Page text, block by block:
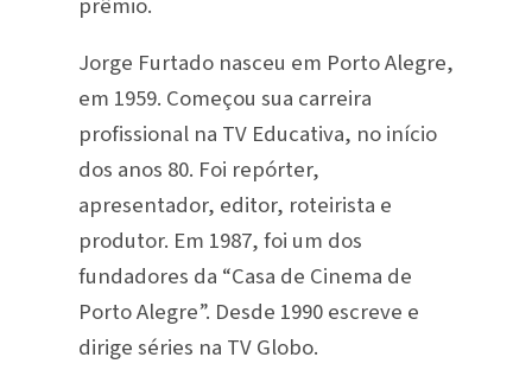
Jorge Furtado nasceu em Porto Alegre,
em 1959. Começou sua carreira
profissional na TV Educativa, no início
dos anos 80. Foi repórter,
apresentador, editor, roteirista e
produtor. Em 1987, foi um dos
fundadores da “Casa de Cinema de
Porto Alegre”. Desde 1990 escreve e
dirige séries na TV Globo.